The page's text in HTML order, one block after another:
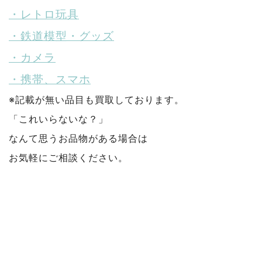
・レトロ玩具
・鉄道模型・グッズ
・カメラ
・携帯、スマホ
※記載が無い品目も買取しております。
「これいらないな？」
なんて思うお品物がある場合は
お気軽にご相談ください。